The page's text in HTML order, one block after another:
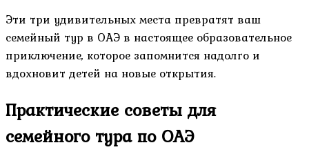
Эти три удивительных места превратят ваш
семейный тур в ОАЭ в настоящее образовательное
приключение, которое запомнится надолго и
вдохновит детей на новые открытия.
Практические советы для
семейного тура по ОАЭ